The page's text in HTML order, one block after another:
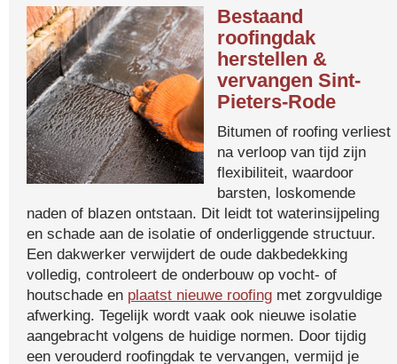
Bestaand
roofingdak
herstellen &
vervangen Sint-
Pieters-Rode
Bitumen of roofing verliest
na verloop van tijd zijn
flexibiliteit, waardoor
barsten, loskomende
naden of blazen ontstaan. Dit leidt tot waterinsijpeling
en schade aan de isolatie of onderliggende structuur.
Een dakwerker verwijdert de oude dakbedekking
volledig, controleert de onderbouw op vocht- of
houtschade en plaatst nieuwe roofing met zorgvuldige
afwerking. Tegelijk wordt vaak ook nieuwe isolatie
aangebracht volgens de huidige normen. Door tijdig
een verouderd roofingdak te vervangen, vermijd je